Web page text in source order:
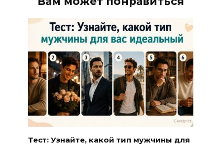
Тест: Узнайте, какой тип мужчины для